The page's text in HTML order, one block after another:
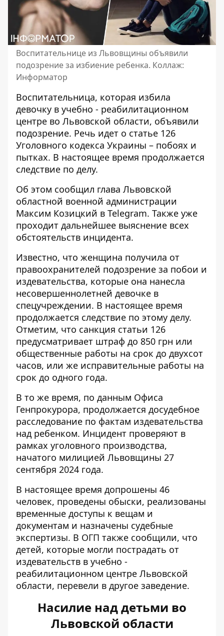
Воспитательнице из Львовщины объявили
подозрение за избиение ребенка. Коллаж:
Информатор
Воспитательница, которая избила
девочку в учебно - реабилитационном
центре во Львовской области, объявили
подозрение. Речь идет о статье 126
Уголовного кодекса Украины – побоях и
пытках. В настоящее время продолжается
следствие по делу.
Об этом сообщил глава Львовской
областной военной администрации
Максим Козицкий в Telegram. Также уже
проходит дальнейшее выяснение всех
обстоятельств инцидента.
Известно, что женщина получила от
правоохранителей подозрение за побои и
издевательства, которые она нанесла
несовершеннолетней девочке в
спецучреждении. В настоящее время
продолжается следствие по этому делу.
Отметим, что санкция статьи 126
предусматривает штраф до 850 грн или
общественные работы на срок до двухсот
часов, или же исправительные работы на
срок до одного года.
В то же время, по данным Офиса
Генпрокурора, продолжается досудебное
расследование по фактам издевательства
над ребенком. Инцидент проверяют в
рамках уголовного производства,
начатого милицией Львовщины 27
сентября 2024 года.
В настоящее время допрошены 46
человек, проведены обыски, реализованы
временные доступы к вещам и
документам и назначены судебные
экспертизы. В ОГП также сообщили, что
детей, которые могли пострадать от
издевательств в учебно -
реабилитационном центре Львовской
области, перевели в другое заведение.
Насилие над детьми во
Львовской области